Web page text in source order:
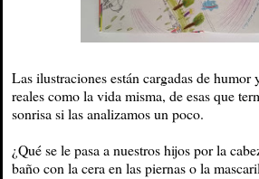
Las ilustraciones están cargadas de humor
reales como la vida misma, de esas que
sonrisa si las analizamos un poco.
¿Qué se le pasa a nuestros hijos por la
baño con la cera en las piernas o la